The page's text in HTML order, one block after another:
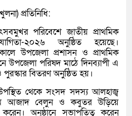
প্রতিনিধি:
পরিবেশে জাতীয় প্রাথমিক
২০২৬ অনুষ্ঠিত হয়েছে।
উপজেলা প্রশাসন ও প্রাথমিক
উপজেলা পরিষদ মাঠে দিনব্যাপী এ
পুরস্কার বিতরণ অনুষ্ঠিত হয়।
থেকে সংসদ সদস্য আলহাজ্ব
আজাদ বেলুন ও কবুতর উড়িয়ে
করেন। অনুষ্ঠানে সভাপতিত্ব করেন